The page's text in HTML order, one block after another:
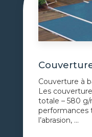
Couverture à
Les
totale – 580
performances
l’abrasion, ...